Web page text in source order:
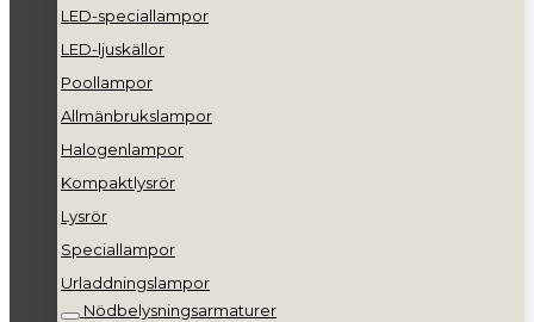
LED-speciallampor
LED-ljuskällor
Poollampor
Allmänbrukslampor
Halogenlampor
Kompaktlysrör
Lysrör
Speciallampor
Urladdningslampor
Nödbelysningsarmaturer